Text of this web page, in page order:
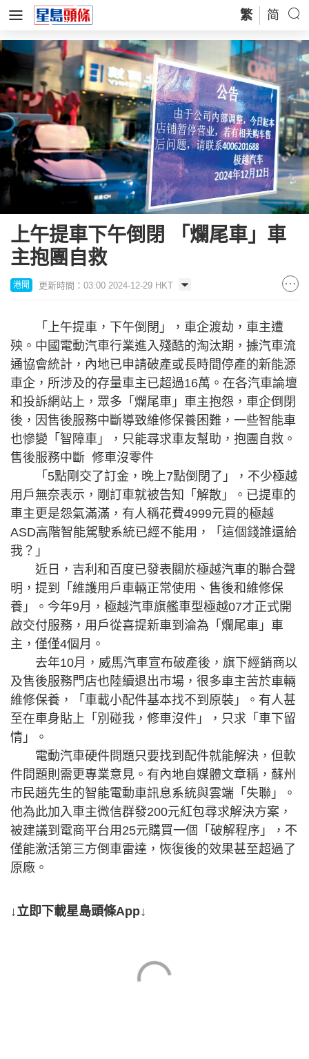
繁 简
上午提車下午倒閉 「爛尾車」車
主抱團自救
港聞 更新時間：03:00 2024-12-29 HKT
「上午提車，下午倒閉」，車企渡劫，車主遭
殃。中國電動汽車行業進入殘酷的淘汰期，據汽車流
通協會統計，內地已申請破產或長時間停產的新能源
車企，所涉及的存量車主已超過16萬。在各汽車論壇
和投訴網站上，眾多「爛尾車」車主抱怨，車企倒閉
後，因售後服務中斷導致維修保養困難，一些智能車
也慘變「智障車」，只能尋求車友幫助，抱團自救。
售後服務中斷 修車沒零件
「5點剛交了訂金，晚上7點倒閉了」，不少極越
用戶無奈表示，剛訂車就被告知「解散」。已提車的
車主更是怨氣滿滿，有人稱花費4999元買的極越
ASD高階智能駕駛系統已經不能用，「這個錢誰還給
我？」
近日，吉利和百度已發表關於極越汽車的聯合聲
明，提到「維護用戶車輛正常使用、售後和維修保
養」。今年9月，極越汽車旗艦車型極越07才正式開
啟交付服務，用戶從喜提新車到淪為「爛尾車」車
主，僅僅4個月。
去年10月，威馬汽車宣布破產後，旗下經銷商以
及售後服務門店也陸續退出市場，很多車主苦於車輛
維修保養，「車載小配件基本找不到原裝」。有人甚
至在車身貼上「別碰我，修車沒件」，只求「車下留
情」。
電動汽車硬件問題只要找到配件就能解決，但軟
件問題則需更專業意見。有內地自媒體文章稱，蘇州
市民趙先生的智能電動車訊息系統與雲端「失聯」。
他為此加入車主微信群發200元紅包尋求解決方案，
被建議到電商平台用25元購買一個「破解程序」，不
僅能激活第三方倒車雷達，恢復後的效果甚至超過了
原廠。
↓立即下載星島頭條App↓